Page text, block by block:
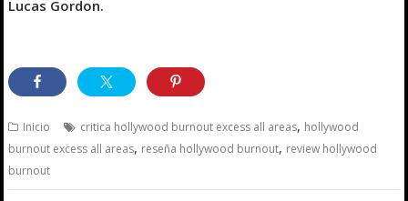
Lucas Gordon.
Inicio critica hollywood burnout excess all areas, hollywood
burnout excess all areas, reseña hollywood burnout, review hollywood
burnout